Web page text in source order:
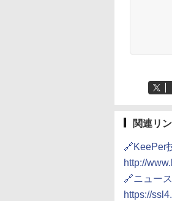
関連リ
🔗KeePer
http://
🔗ニュー
https://